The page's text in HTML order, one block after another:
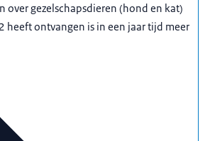
over gezelschapsdieren (hond en kat)
heeft ontvangen is in een jaar tijd meer